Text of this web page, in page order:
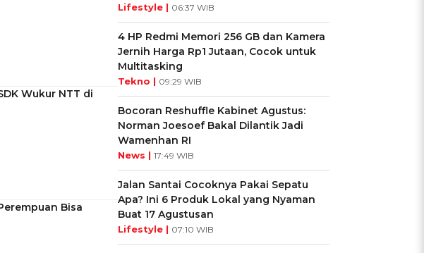
Wukur NTT di
Bisa
Lifestyle | 06:37 WIB
4 HP Redmi Memori 256 GB dan Kamera
Jernih Harga Rp1 Jutaan, Cocok untuk
Multitasking
Tekno | 09:29 WIB
Bocoran Reshuffle Kabinet Agustus:
Norman Joesoef Bakal Dilantik Jadi
Wamenhan RI
News | 17:49 WIB
Jalan Santai Cocoknya Pakai Sepatu
Apa? Ini 6 Produk Lokal yang Nyaman
Buat 17 Agustusan
Lifestyle | 07:10 WIB